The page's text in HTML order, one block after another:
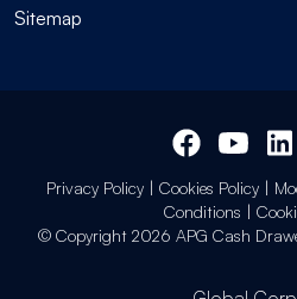
Sitemap
Privacy Policy| Cookies Policy|
Conditions |
© Copyright 2026 APG Cash